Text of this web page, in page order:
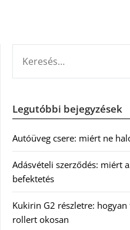
Legutóbbi bejegyzések
Autóüveg csere: miért ne
Adásvételi szerződés: miért
befektetés
Kukirin G2 részletre:
rollert okosan